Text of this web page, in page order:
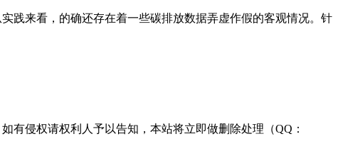
践来看，的确还存在着一些碳排放数据弄虚作假的客观情况。针
有侵权请权利人予以告知，本站将立即做删除处理（QQ：